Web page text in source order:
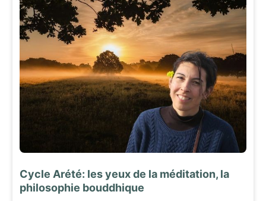
Cycle Arété: les yeux de la méditation, la
philosophie bouddhique